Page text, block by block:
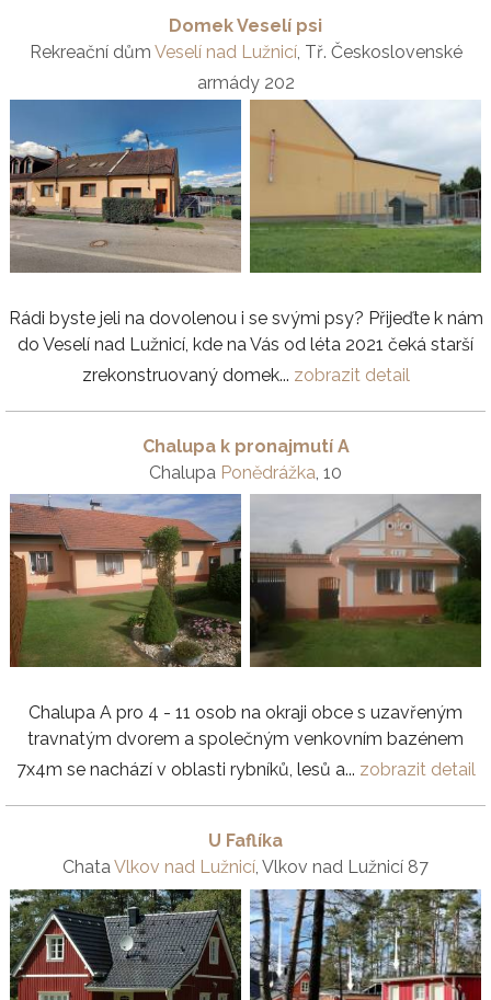
Domek Veselí psi
Rekreační dům Veselí nad Lužnicí, Tř. Československé
armády 202
Rádi byste jeli na dovolenou i se svými psy? Přijeďte k nám
do Veselí nad Lužnicí, kde na Vás od léta 2021 čeká starší
zrekonstruovaný domek... zobrazit detail
Chalupa k pronajmutí A
Chalupa Ponědrážka, 10
Chalupa A pro 4 - 11 osob na okraji obce s uzavřeným
travnatým dvorem a společným venkovním bazénem
7x4m se nachází v oblasti rybníků, lesů a... zobrazit detail
U Faflíka
ChataVlkov nad Lužnicí, Vlkov nad Lužnicí 87